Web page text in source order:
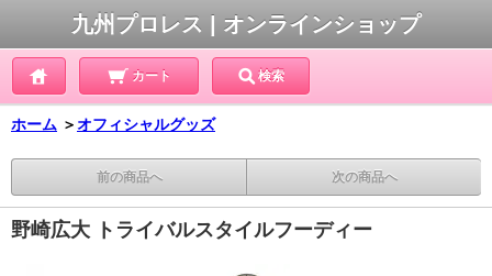
九州プロレス | オンラインショップ
カート 検索
ホーム ＞オフィシャルグッズ
前の商品へ 次の商品へ
野崎広大 トライバルスタイルフーディー